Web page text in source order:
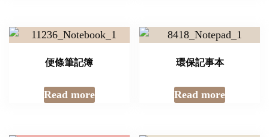
便條筆記簿
Read more
環保記事本
Read more